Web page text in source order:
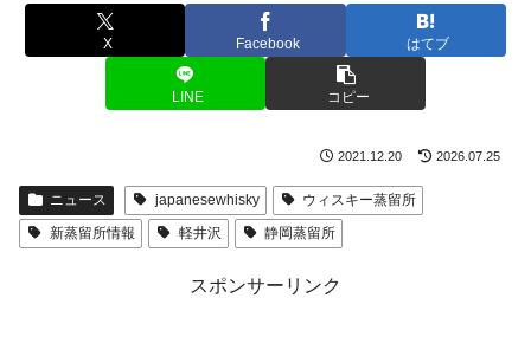
X Facebook はてブ
LINE コピー
2021.12.20 2026.07.25
ニュース japanesewhisky
ウィスキー蒸留所
新蒸留所情報
軽井沢 静岡蒸留所
スポンサーリンク